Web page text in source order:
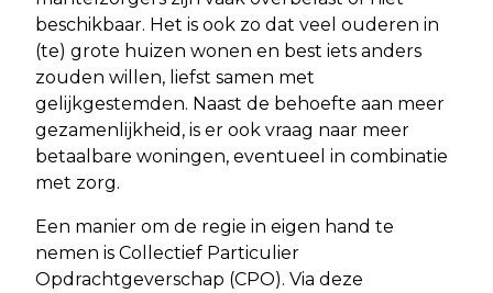
beschikbaar. Het is ook zo dat veel ouderen in
(te) grote huizen wonen en best iets anders
zouden willen, liefst samen met
gelijkgestemden. Naast de behoefte aan meer
gezamenlijkheid, is er ook vraag naar meer
betaalbare woningen, eventueel in combinatie
met zorg.
Een manier om de regie in eigen hand te
nemen is Collectief Particulier
Opdrachtgeverschap (CPO). Via deze